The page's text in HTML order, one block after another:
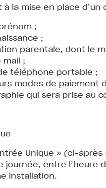
à la mise en place
;
;
parentale, dont le
mail ;
téléphone portable ;
modes de paiement
qui sera prise au
Unique » (ci-
journée, entre l’heure
installation.